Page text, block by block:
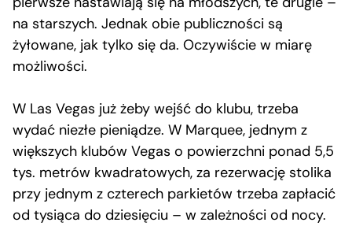
na starszych. Jednak obie publiczności są
żyłowane, jak tylko się da. Oczywiście w miarę
możliwości.
W Las Vegas już żeby wejść do klubu, trzeba
wydać niezłe pieniądze. W Marquee, jednym z
większych klubów Vegas o powierzchni ponad 5,5
tys. metrów kwadratowych, za rezerwację stolika
przy jednym z czterech parkietów trzeba zapłacić
od tysiąca do dziesięciu – w zależności od nocy.